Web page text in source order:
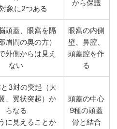
象に2つある
から保護
頭蓋、眼窩を隔
眉間の奥の方）
外側からは見え
ない
眼窩の内側
壁、鼻腔、
頭蓋腔を作
る
3対の突起（大
、翼状突起）か
らなる
に見えることか
頭蓋の中心
9種の頭蓋
骨と結合